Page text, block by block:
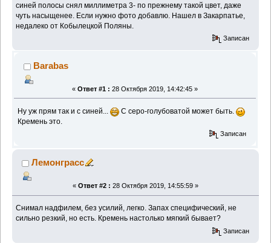
синей полосы снял миллиметра 3- по прежнему такой цвет, даже
чуть насыщенее. Если нужно фото добавлю. Нашел в Закарпатье,
недалеко от Кобылецкой Поляны.
Записан
Barabas
« Ответ #1 : 28 Октября 2019, 14:42:45 »
Ну уж прям так и с синей...
С серо-голубоватой может быть.
Кремень это.
Записан
Лемонграсс
« Ответ #2 : 28 Октября 2019, 14:55:59 »
Снимал надфилем, без усилий, легко. Запах специфический, не
сильно резкий, но есть. Кремень настолько мягкий бывает?
Записан